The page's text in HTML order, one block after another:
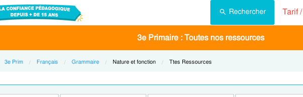
Rechercher Tarif /
3e Primaire : Toutes nos ressources
3e Prim Français Grammaire Current:
Nature et fonction Current:
Ttes Ressources